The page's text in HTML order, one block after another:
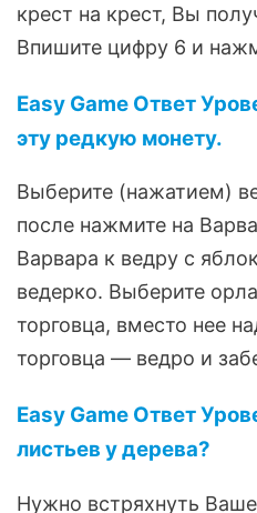
крест на крест, Вы
Впишите цифру 6 и
Easy Game Ответ
эту редкую монету.
Выберите (нажатием)
после нажмите на
Варвара к ведру с
ведерко. Выберите
торговца, вместо нее
торговца — ведро и
Easy Game Ответ
листьев у дерева?
Нужно встряхнуть